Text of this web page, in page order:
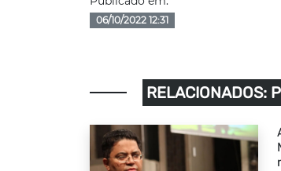
06/10/2022 12:31
RELACIONADOS: